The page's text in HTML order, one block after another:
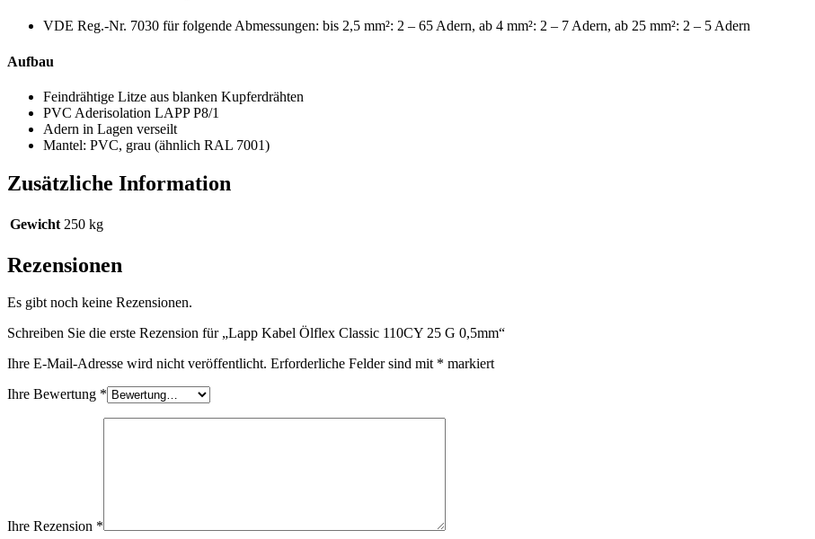
VDE Reg.-Nr. 7030 für folgende Abmessungen: bis 2,5 mm²: 2 – 65 Adern, ab 4 mm²: 2 – 7 Adern, ab 25 mm²: 2 – 5 Adern
Aufbau
Feindrähtige Litze aus blanken Kupferdrähten
PVC Aderisolation LAPP P8/1
Adern in Lagen verseilt
Mantel: PVC, grau (ähnlich RAL 7001)
Zusätzliche Information
Gewicht 250 kg
Rezensionen
Es gibt noch keine Rezensionen.
Schreiben Sie die erste Rezension für „Lapp Kabel Ölflex Classic 110CY 25 G 0,5mm“
Ihre E-Mail-Adresse wird nicht veröffentlicht. Erforderliche Felder sind mit * markiert
Ihre Bewertung *
Ihre Rezension *